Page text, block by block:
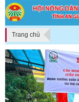
Trang chủ